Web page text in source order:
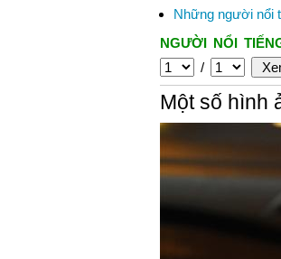
Những người nổi
NGƯỜI NỔI
/
Một số hình